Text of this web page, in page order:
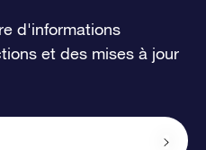
d'informations
et des mises à jour